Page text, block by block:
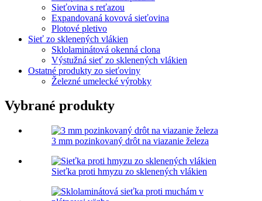
Sieťovina s reťazou
Expandovaná kovová sieťovina
Plotové pletivo
Sieť zo sklenených vlákien
Sklolaminátová okenná clona
Výstužná sieť zo sklenených vlákien
Ostatné produkty zo sieťoviny
Železné umelecké výrobky
Vybrané produkty
3 mm pozinkovaný drôt na viazanie železa
Sieťka proti hmyzu zo sklenených vlákien